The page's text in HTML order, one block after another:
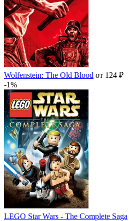
Wolfenstein: The Old Blood от 124 ₽
-1%
LEGO Star Wars - The Complete Saga